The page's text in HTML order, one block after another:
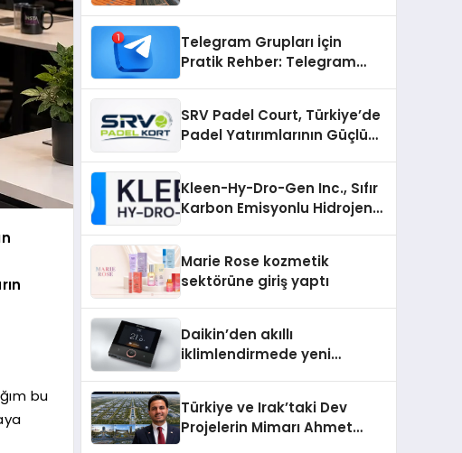
bu
Telegram Grupları İçin
Pratik Rehber: Telegram
SRV Padel Court, Türkiye’de
Padel Yatırımlarının Güçlü
Kleen-Hy-Dro-Gen Inc., Sıfır
Karbon Emisyonlu Hidrojen
Aldı
Marie Rose kozmetik
sektörüne giriş yaptı
Daikin’den akıllı
iklimlendirmede yeni
Türkiye ve Irak’taki Dev
Projelerin Mimarı Ahmet